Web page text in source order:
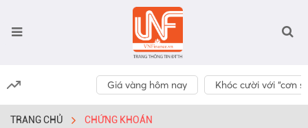
Giá vàng hôm nay Khóc cười với “cơn
TRANG CHỦ CHỨNG KHOÁN